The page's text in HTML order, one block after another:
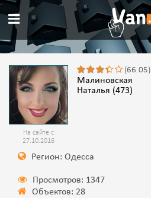
На сайте с
27.10.2016
(66.05)
Малиновская
Наталья (473)
Регион: Одесса
Просмотров: 1347
Объектов: 28